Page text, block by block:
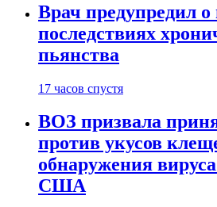
Врач предупредил
последствиях
пьянства
17 часов спустя
ВОЗ призвала
против укусов
обнаружения
США